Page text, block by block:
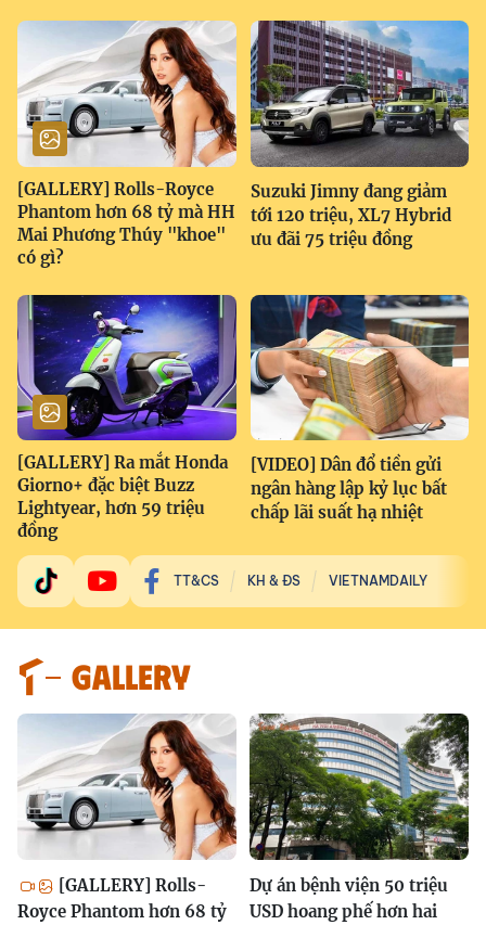
[GALLERY] Rolls-Royce
Phantom hơn 68 tỷ mà HH
Mai Phương Thúy "khoe"
có gì?
Suzuki Jimny đang giảm
tới 120 triệu, XL7 Hybrid
ưu đãi 75 triệu đồng
[GALLERY] Ra mắt Honda
Giorno+ đặc biệt Buzz
Lightyear, hơn 59 triệu
đồng
[VIDEO] Dân đổ tiền gửi
ngân hàng lập kỷ lục bất
chấp lãi suất hạ nhiệt
TT&CS KH & ĐS VIETNAMDAILY
GALLERY
[GALLERY] Rolls-
Royce Phantom hơn 68 tỷ
Dự án bệnh viện 50 triệu
USD hoang phế hơn hai